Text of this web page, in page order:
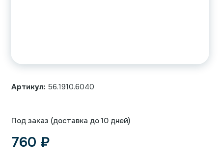
Артикул: 56.1910.6040
Под заказ (доставка до 10 дней)
760 ₽